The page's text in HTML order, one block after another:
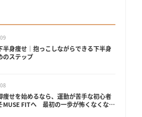
半身痩せ│抱っこしながらできる下半身
のステップ
痩せを始めるなら、運動が苦手な初心者
MUSE FITへ 最初の一歩が怖くなくなる